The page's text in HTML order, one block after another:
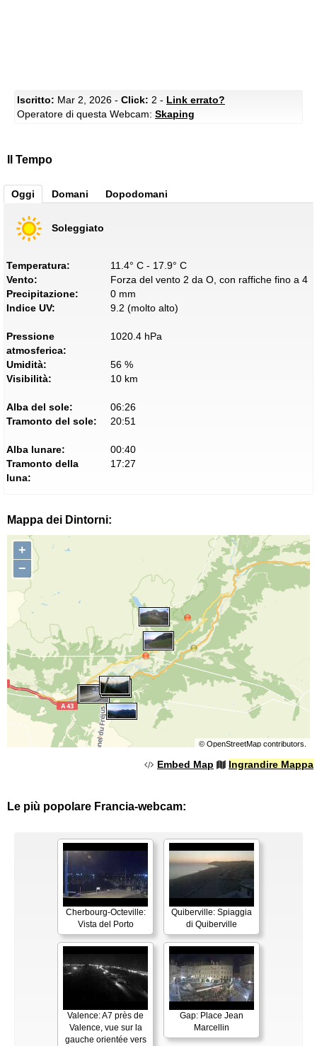
Iscritto: Mar 2, 2026 - Click: 2 - Link errato?
Operatore di questa Webcam: Skaping
Il Tempo
Oggi Domani Dopodomani
Soleggiato
Temperatura:
11.4° C - 17.9° C
Vento:
Forza del vento 2 da O, con raffiche fino a 4
Precipitazione:
0 mm
Indice UV:
9.2 (molto alto)
Pressione
atmosferica:
1020.4 hPa
Umidità:
56 %
Visibilità:
10 km
Alba del sole:
06:26
Tramonto del sole:
20:51
Alba lunare:
00:40
Tramonto della
luna:
17:27
Mappa dei Dintorni:
+
−
© OpenStreetMapcontributors.
Embed Map Ingrandire Mappa
Le più popolare Francia-webcam:
Cherbourg-Octeville:
Vista del Porto
Quiberville: Spiaggia
di Quiberville
Valence: A7 près de
Valence, vue sur la
gauche orientée vers
Gap: Place Jean
Marcellin